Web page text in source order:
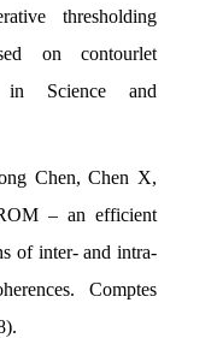
thresholding
on contourlet
in Science and
Chen, Chen X,
– an efficient
of inter- and intra-
Comptes